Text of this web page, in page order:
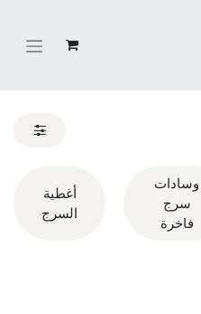
وسادات
سرج
فاخرة
أغطية
السرج